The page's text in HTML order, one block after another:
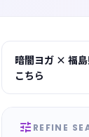
暗闇ヨガ × 福
こちら
 REFINE